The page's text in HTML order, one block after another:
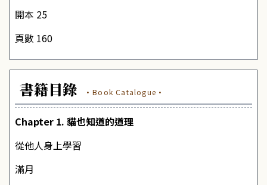
開本 25
頁數 160
書籍目錄 ·Book Catalogue·
Chapter 1. 貓也知道的道理
從他人身上學習
滿月